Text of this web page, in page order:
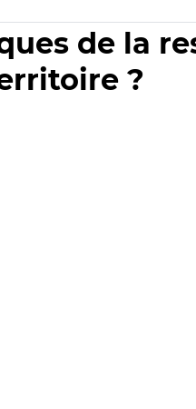
de la
?